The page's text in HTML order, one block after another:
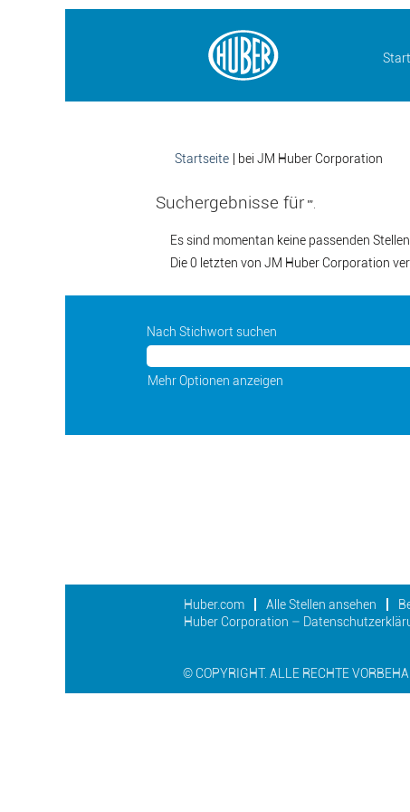
Start
Startseite bei JM Huber Corporation
Suchergebnisse für "".
Es sind momentan keine passenden
Die 0 letzten von JM Huber Corporation
Nach Stichwort suchen
Mehr Optionen anzeigen
Huber.com Alle Stellen ansehen
Huber Corporation –
© COPYRIGHT. ALLE RECHTE